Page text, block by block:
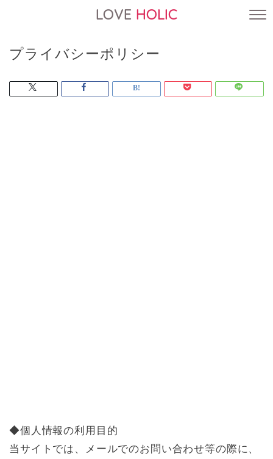
LOVE HOLIC
プライバシーポリシー
◆個人情報の利用目的
当サイトでは、メールでのお問い合わせ等の際に、